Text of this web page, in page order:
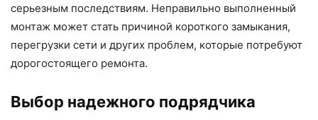
серьезным последствиям. Неправильно выполненный
монтаж может стать причиной короткого замыкания,
перегрузки сети и других проблем, которые потребуют
дорогостоящего ремонта.
Выбор надежного подрядчика